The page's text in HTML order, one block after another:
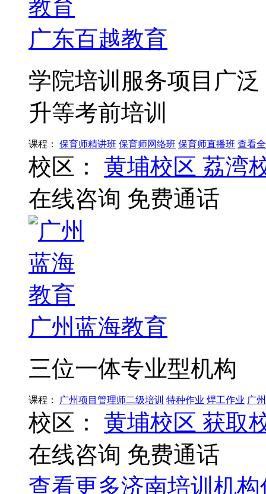
广东百越教育
学院培训服务项目广
升等考前培训
课程： 保育师精讲班 保育师网络班 保育师直播班 查看
校区： 黄埔校区 荔湾
在线咨询 免费通话
广州蓝海教育
三位一体专业型机构
课程： 广州项目管理师二级培训 特种作业 焊工作业 广
校区： 黄埔校区 获取
在线咨询 免费通话
查看更多济南培训机构